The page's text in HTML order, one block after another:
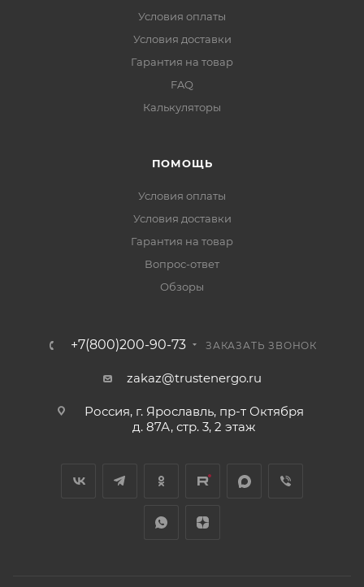
Условия оплаты
Условия доставки
Гарантия на товар
FAQ
Калькуляторы
ПОМОЩЬ
Условия оплаты
Условия доставки
Гарантия на товар
Вопрос-ответ
Обзоры
+7(800)200-90-73 ЗАКАЗАТЬ ЗВОНОК
zakaz@trustenergo.ru
Россия, г. Ярославль, пр-т Октября
д. 87А, стр. 3, 2 этаж